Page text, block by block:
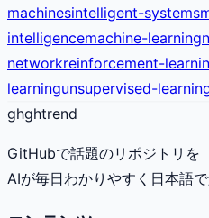
machinesintelligent-systems
intelligencemachine-learning
networkreinforcement-
learningunsupervised-
ghghtrend
GitHubで話題のリポジトリを
AIが毎日わかりやすく日本語で